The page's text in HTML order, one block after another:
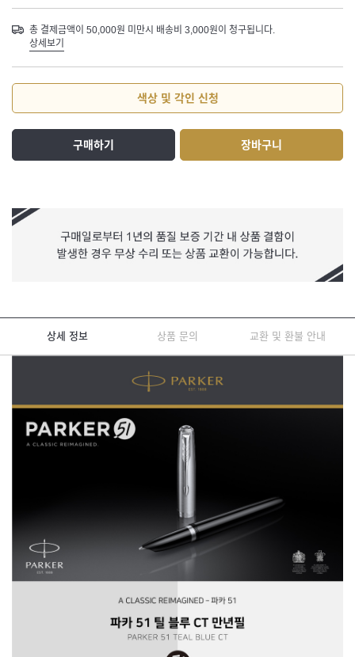
총 결제금액이 50,000원 미만시 배송비 3,000원이 청구됩니다.
상세보기
색상 및 각인 신청
구매하기 장바구니
상세 정보 상품 문의 교환 및 환불 안내